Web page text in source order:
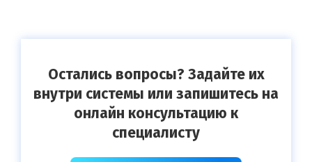
Остались вопросы? Задайте их
внутри системы или запишитесь на
онлайн консультацию к
специалисту